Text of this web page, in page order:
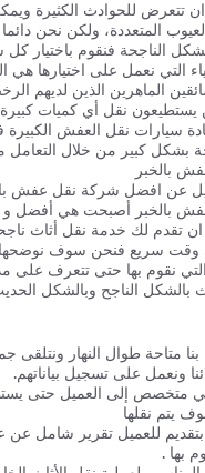
تتعرض للحوادث الكثيرة
المتعددة، ولكن نحن
الناجحة فنقوم باختيار
التي نعمل على اختيارها هي
الماهرين الذين لديهم
يستطيعون نقل أي كميات
سيارات نقل العفش
بشكل كبير من خلال التعامل
بالخبر
عن افضل شركة نقل عفش
بالخبر أصبحت هي أفضل و
ان تقدم لك خدمة نقل أثاث
وقت سريع فنحن سوف
نقوم بها حتى تتعرف على
بالشكل الناجح وبالشكل
متاحة طوال النهار ونتلقى
ونعمل على تسجيل بياناتهم.
متخصص إلى العميل حتى
يتم نقلها
للعميل تقرير شامل عن
بها .